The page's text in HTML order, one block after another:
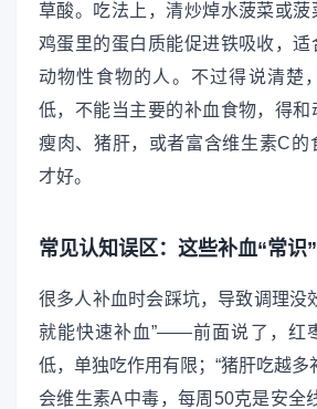
草酸。吃法上，清炒焯水菠菜或菠
鸡蛋里的蛋白质能促进铁吸收，
动物性食物的人。不过得说清楚
低，不能当主要的补血食物，得和
瘦肉、猪肝，或者富含维生素C的
才好。
常见认知误区：这些补血“常识
很多人补血时会踩坑，导致调理没
就能快速补血”——前面说了，红
低，单独吃作用有限；“猪肝吃越
会维生素A中毒，每周50克是安全